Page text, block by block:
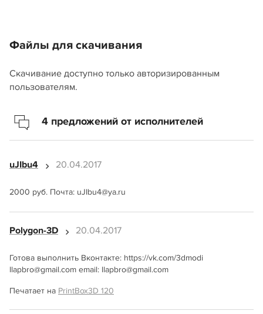
Файлы для скачивания
Скачивание доступно только авторизированным
пользователям.
4 предложений от исполнителей
uJIbu4 20.04.2017
2000 руб. Почта: uJIbu4@ya.ru
Polygon-3D 20.04.2017
Готова выполнить Вконтакте: https://vk.com/3dmodi
llapbro@gmail.com email: llapbro@gmail.com
Печатает на PrintBox3D 120